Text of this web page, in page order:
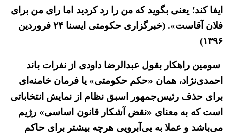
ایفا کند؛ یعنی بگوید که من را رد کردید اما رای من برای
فلان آقاست». (خبرگزاری حکومتی ایسنا ۲۴ فروردین
۱۳۹۶)
سومین راهکار بقول عبدالرضا داودی از نفرات باند
احمدی‌نژاد، همان «حکم حکومتی» یا فرمان خامنه‌ای
برای حذف رئیس‌جمهور اسبق نظام از نمایش انتخاباتی
است که به معنای «نقض آشکار قانون اساسی» رژیم
می‌باشد و عملا به بی‌آبرویی هرچه بیشتر برای حاکم